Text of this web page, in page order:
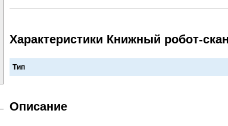
Характеристики Книжный робот-
Тип
Описание